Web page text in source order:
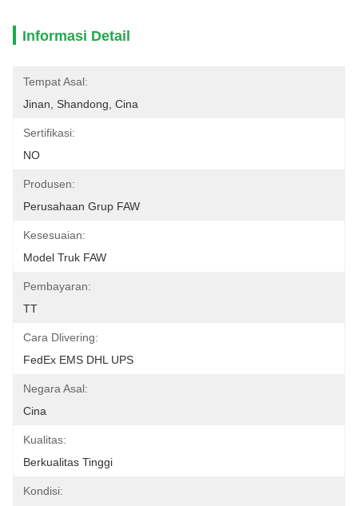
Informasi Detail
Tempat Asal:
Jinan, Shandong, Cina
Sertifikasi:
NO
Produsen:
Perusahaan Grup FAW
Kesesuaian:
Model Truk FAW
Pembayaran:
TT
Cara Dlivering:
FedEx EMS DHL UPS
Negara Asal:
Cina
Kualitas:
Berkualitas Tinggi
Kondisi: